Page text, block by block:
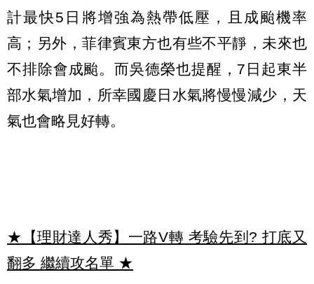
計最快5日將增強為熱帶低壓，且成颱機率
高；另外，菲律賓東方也有些不平靜，未來也
不排除會成颱。而吳德榮也提醒，7日起東半
部水氣增加，所幸國慶日水氣將慢慢減少，天
氣也會略見好轉。
★【理財達人秀】一路V轉 考驗先到? 打底又
翻多 繼續攻名單 ★